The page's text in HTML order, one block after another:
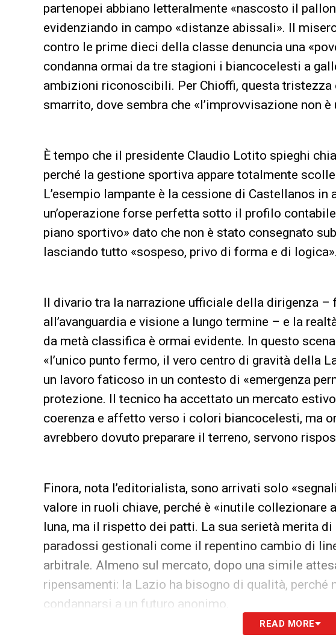
partenopei abbiano letteralmente «nascosto il
evidenziando in campo «distanze abissali». Il
contro le prime dieci della classe denuncia una
condanna ormai da tre stagioni i biancocelesti a
ambizioni riconoscibili. Per Chioffi, questa
smarrito, dove sembra che «l’improvvisazione non è
È tempo che il presidente Claudio Lotito spieghi
perché la gestione sportiva appare totalmente
L’esempio lampante è la cessione di Castellanos in
un’operazione forse perfetta sotto il profilo
piano sportivo» dato che non è stato consegnato
lasciando tutto «sospeso, privo di forma e di logica».
Il divario tra la narrazione ufficiale della dirigenza –
all’avanguardia e visione a lungo termine – e la
da metà classifica è ormai evidente. In questo
«l’unico punto fermo, il vero centro di gravità della
un lavoro faticoso in un contesto di «emergenza
protezione. Il tecnico ha accettato un mercato
coerenza e affetto verso i colori biancocelesti, ma
avrebbero dovuto preparare il terreno, servono
Finora, nota l’editorialista, sono arrivati solo
valore in ruoli chiave, perché è «inutile collezionare
luna, ma il rispetto dei patti. La sua serietà merita
paradossi gestionali come il repentino cambio di
arbitrale. Almeno sul mercato, dopo una simile
ripensamenti: la Lazio ha bisogno di qualità, perché
condannarsi a un futuro anonimo.
Ultime Notizie Serie A: tutte le
READ MORE